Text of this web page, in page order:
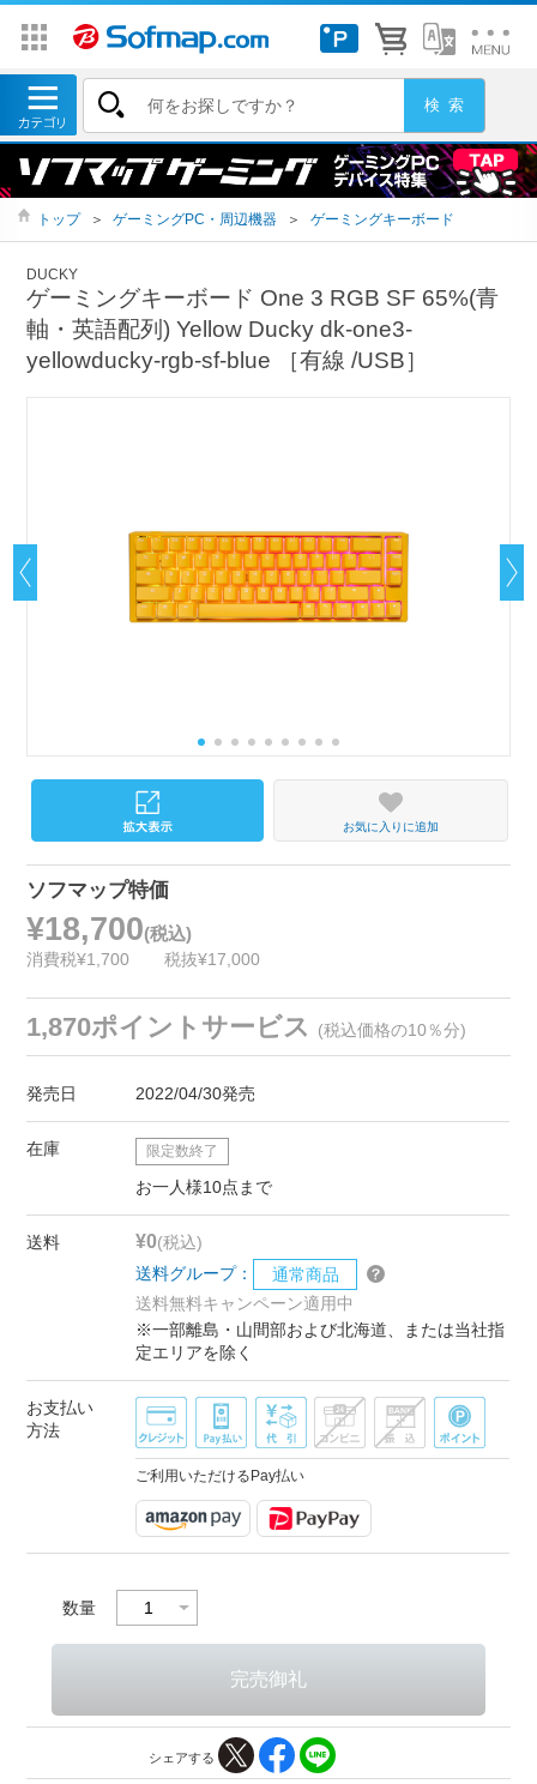
トップ ＞ ゲーミングPC・周辺機器 ＞ ゲーミングキーボード
DUCKY
ゲーミングキーボード One 3 RGB SF 65%(青
軸・英語配列) Yellow Ducky dk-one3-
yellowducky-rgb-sf-blue ［有線 /USB］
お気に入りに追加
ソフマップ特価
¥18,700(税込)
消費税¥1,700 税抜¥17,000
1,870ポイントサービス (税込価格の10％分)
発売日 2022/04/30発売
在庫 限定数終了
お一人様10点まで
送料 ¥0(税込)
送料グループ：
通常商品
送料無料キャンペーン適用中
※一部離島・山間部および北海道、または当社指
定エリアを除く
お支払い
方法
ご利用いただけるPay払い
数量
シェアする